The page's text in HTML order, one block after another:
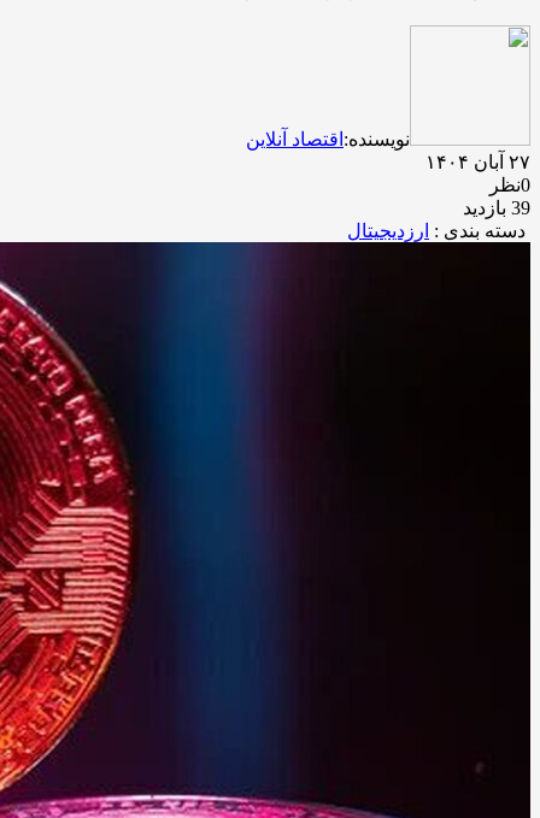
نویسنده: اقتصاد آنلاین
۲۷ آبان ۱۴۰۴
0نظر
39 بازدید
دسته بندی : ارزدیجیتال